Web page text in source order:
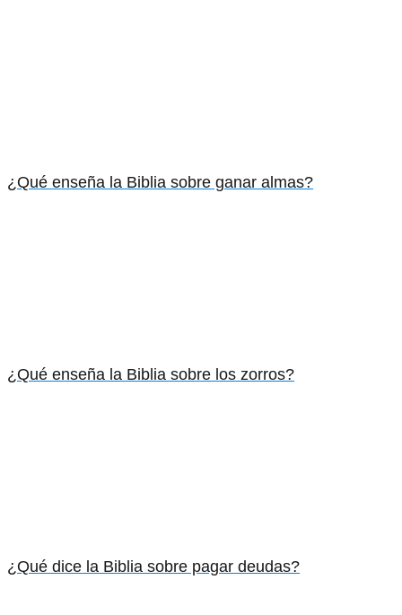
¿Qué enseña la Biblia sobre ganar almas?
¿Qué enseña la Biblia sobre los zorros?
¿Qué dice la Biblia sobre pagar deudas?